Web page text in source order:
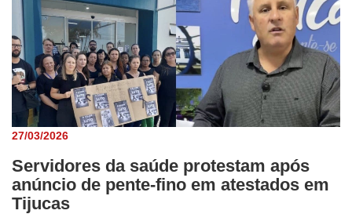
27/03/2026
Servidores da saúde protestam após
anúncio de pente-fino em atestados em
Tijucas